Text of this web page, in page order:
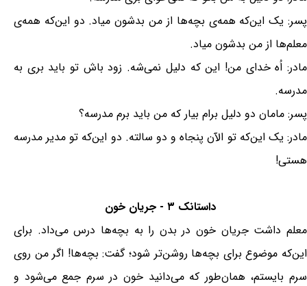
پسر: یک این‌که همه‌ی بچه‌ها از من بدشون میاد. دو این‌که همه‌ی
معلم‌ها از من بدشون میاد.
مادر: اُه خدای من! این که دلیل نمی‌شه. زود باش تو باید بری به
مدرسه.
پسر: مامان دو دلیل برام بیار که من باید برم مدرسه؟
مادر: یک این‌که تو الآن پنجاه و دو سالته. دو این‌که تو مدیر مدرسه
هستی!
داستانک ۳ - جریان خون
معلم داشت جریان خون در بدن را به بچه‌ها درس مى‌داد. براى
این‌که موضوع براى بچه‌ها روشن‌تر شود؛ گفت: بچه‌ها! اگر من روى
سرم بایستم، همان‌طور که مى‌دانید خون در سرم جمع مى‌شود و